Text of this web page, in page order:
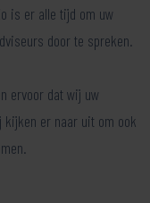
is er alle tijd om uw
door te spreken.
ervoor dat wij uw
er naar uit om ook